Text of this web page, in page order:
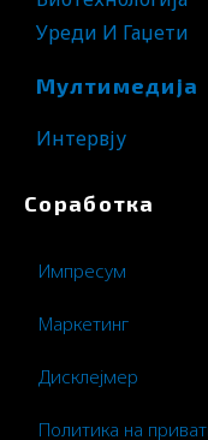
Уреди И Гаџети
Мултимедија
Интервју
Соработка
Импресум
Маркетинг
Дисклејмер
Политика на